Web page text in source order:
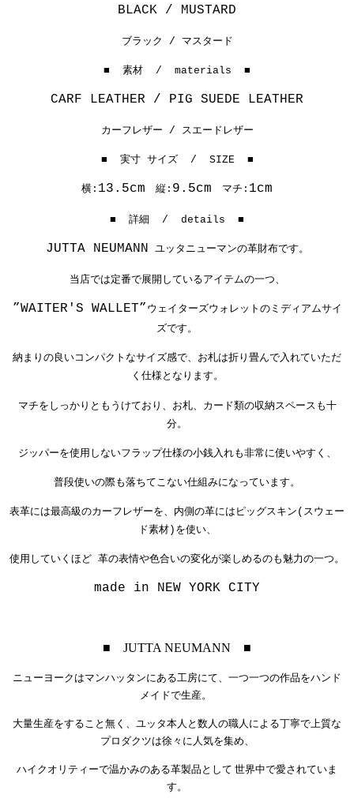
BLACK / MUSTARD
ブラック / マスタード
■ 素材 / materials ■
CARF LEATHER / PIG SUEDE LEATHER
カーフレザー / スエードレザー
■ 実寸 サイズ / SIZE ■
横: 13.5cm 縦: 9.5cm マチ: 1cm
■ 詳細 / details ■
JUTTA NEUMANN ユッタニューマンの革財布です。
当店では定番で展開しているアイテムの一つ、
”WAITER'S WALLET” ウェイターズウォレットのミディアムサイ
ズです。
納まりの良いコンパクトなサイズ感で、お札は折り畳んで入れていただ
く仕様となります。
マチをしっかりともうけており、お札、カード類の収納スペースも十
分。
ジッパーを使用しないフラップ仕様の小銭入れも非常に使いやすく、
普段使いの際も落ちてこない仕組みになっています。
表革には最高級のカーフレザーを、内側の革にはピッグスキン(スウェー
ド素材)を使い、
使用していくほど 革の表情や色合いの変化が楽しめるのも魅力の一つ。
made in NEW YORK CITY
■ JUTTA NEUMANN ■
ニューヨークはマンハッタンにある工房にて、 一つ一つの作品をハンド
メイドで生産。
大量生産をすること無く、ユッタ本人と数人の職人による丁寧で上質な
プロダクツは徐々に人気を集め、
ハイクオリティーで温かみのある革製品として 世界中で愛されていま
す。